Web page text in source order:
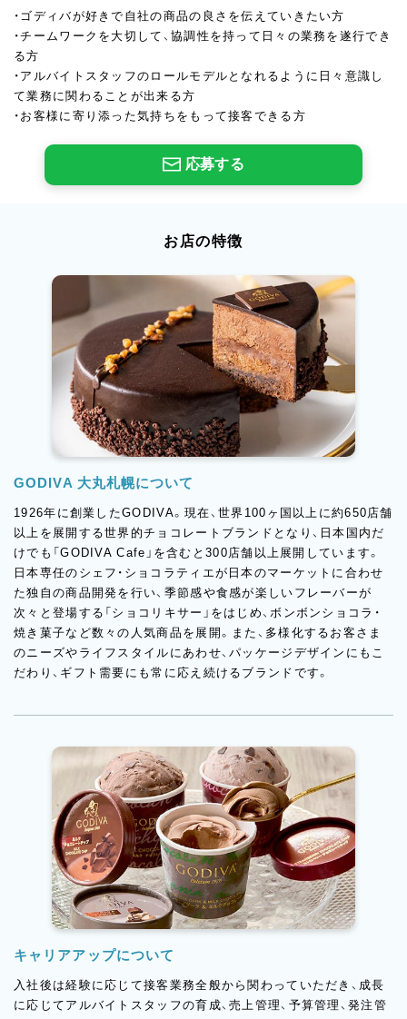
・ゴディバが好きで自社の商品の良さを伝えていきたい方
・チームワークを大切して、協調性を持って日々の業務を遂行でき
る方
・アルバイトスタッフのロールモデルとなれるように日々意識し
て業務に関わることが出来る方
・お客様に寄り添った気持ちをもって接客できる方
応募する
お店の特徴
GODIVA 大丸札幌について
1926年に創業したGODIVA。現在、世界100ヶ国以上に約650店舗
以上を展開する世界的チョコレートブランドとなり、日本国内だ
けでも「GODIVA Cafe」を含むと300店舗以上展開しています。
日本専任のシェフ・ショコラティエが日本のマーケットに合わせ
た独自の商品開発を行い、季節感や食感が楽しいフレーバーが
次々と登場する「ショコリキサー」をはじめ、ボンボンショコラ・
焼き菓子など数々の人気商品を展開。また、多様化するお客さま
のニーズやライフスタイルにあわせ、パッケージデザインにもこ
だわり、ギフト需要にも常に応え続けるブランドです。
キャリアアップについて
入社後は経験に応じて接客業務全般から関わっていただき、成長
に応じてアルバイトスタッフの育成、売上管理、予算管理、発注管